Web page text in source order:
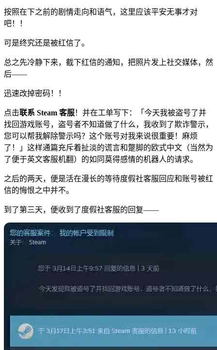
按照在下之前的剧情走向和语气，这里应该平安无事才对
吧！！
可是终究还是被红信了。
总之先冷静下来，截下红信的通知，把照片发上社交媒体，然
后——
迅速改掉密码！！
点击联系 Steam 客服！并在工单写下：「今天我被盗号了并
找回游戏账号，盗号者不知道做了什么，我收到了欺诈警示，
您可以帮我解除警示吗？这个账号对我来说很重要！麻烦
了！」这样通篇充斥着扯淡的谎言和蹩脚的欧式中文（当然为
了便于英文客服机翻）的如同莫得感情的机器人的请求。
之后的两天，便是活在漫长的等待度假社客服回应和账号被红
信的悔恨之中并不。
到了第三天，便收到了度假社客服的回复——